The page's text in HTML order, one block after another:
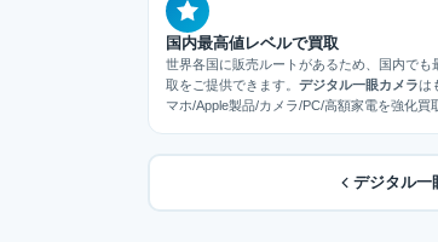
国内最高値レベルで買取
世界各国に販売ルートがあるため、国内でも
取をご提供できます。 デジタル一眼カメラは
マホ/Apple製品/カメラ/PC/高額家電を強化買
デジタル一